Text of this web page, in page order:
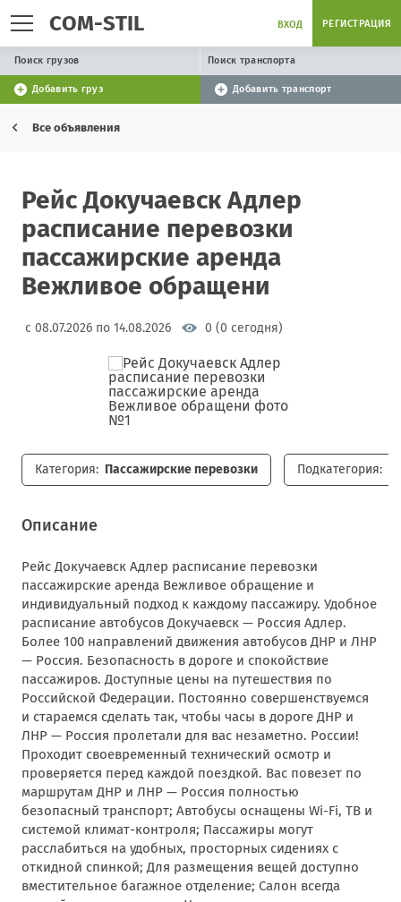
COM-STIL ВХОД РЕГИСТРАЦИЯ
Поиск грузов Поиск транспорта
Добавить груз Добавить транспорт
Все объявления
Рейс Докучаевск Адлер
расписание перевозки
пассажирские аренда
Вежливое обращени
с 08.07.2026 по 14.08.2026 0 (0 сегодня)
Категория: Пассажирские перевозки Подкатегория:
Описание
Рейс Докучаевск Адлер расписание перевозки
пассажирские аренда Вежливое обращение и
индивидуальный подход к каждому пассажиру. Удобное
расписание автобусов Докучаевск — Россия Адлер.
Более 100 направлений движения автобусов ДНР и ЛНР
— Россия. Безопасность в дороге и спокойствие
пассажиров. Доступные цены на путешествия по
Российской Федерации. Постоянно совершенствуемся
и стараемся сделать так, чтобы часы в дороге ДНР и
ЛНР — Россия пролетали для вас незаметно. России!
Проходит своевременный технический осмотр и
проверяется перед каждой поездкой. Вас повезет по
маршрутам ДНР и ЛНР — Россия полностью
безопасный транспорт; Автобусы оснащены Wi-Fi, ТВ и
системой климат-контроля; Пассажиры могут
расслабиться на удобных, просторных сидениях с
откидной спинкой; Для размещения вещей доступно
вместительное багажное отделение; Салон всегда